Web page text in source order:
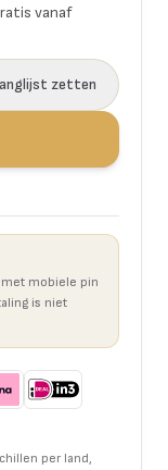
vanaf
zetten
mobiele pin
is niet
per land,